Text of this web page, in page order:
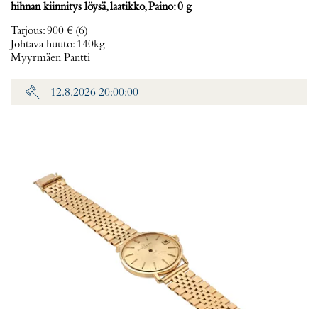
hihnan kiinnitys löysä, laatikko, Paino: 0 g
Tarjous:900 € (6)
Johtava huuto: 140kg
Myyrmäen Pantti
12.8.2026 20:00:00